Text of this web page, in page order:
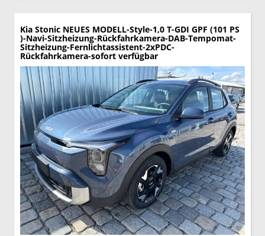
Kia Stonic NEUES MODELL-Style-1,0 T-GDI GPF (101 PS
)-Navi-Sitzheizung-Rückfahrkamera-DAB-Tempomat-
Sitzheizung-Fernlichtassistent-2xPDC-
Rückfahrkamera-sofort verfügbar